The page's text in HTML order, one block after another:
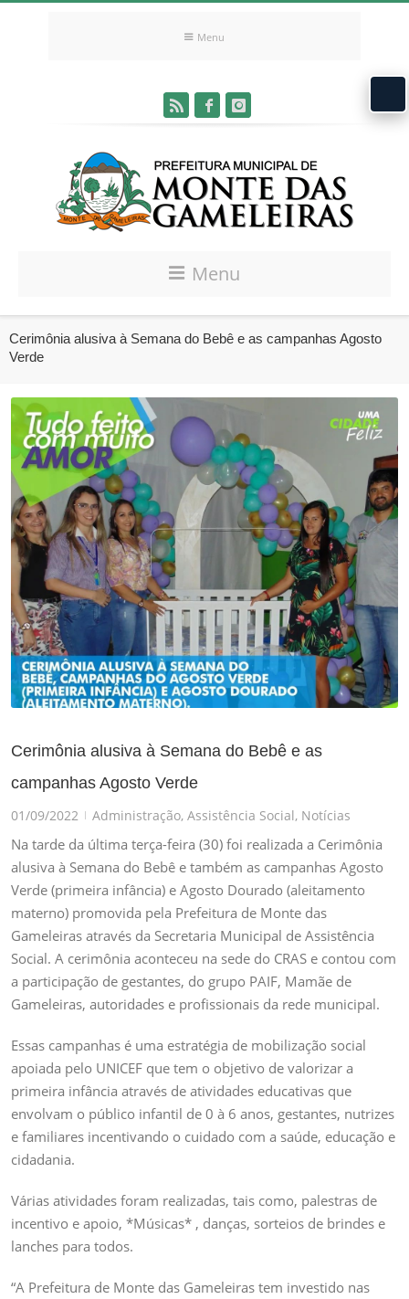
Menu
Menu
Cerimônia alusiva à Semana do Bebê e as campanhas Agosto
Verde
Cerimônia alusiva à Semana do Bebê e as
campanhas Agosto Verde
01/09/2022 | Administração, Assistência Social, Notícias
Na tarde da última terça-feira (30) foi realizada a Cerimônia
alusiva à Semana do Bebê e também as campanhas Agosto
Verde (primeira infância) e Agosto Dourado (aleitamento
materno) promovida pela Prefeitura de Monte das
Gameleiras através da Secretaria Municipal de Assistência
Social. A cerimônia aconteceu na sede do CRAS e contou com
a participação de gestantes, do grupo PAIF, Mamãe de
Gameleiras, autoridades e profissionais da rede municipal.
Essas campanhas é uma estratégia de mobilização social
apoiada pelo UNICEF que tem o objetivo de valorizar a
primeira infância através de atividades educativas que
envolvam o público infantil de 0 à 6 anos, gestantes, nutrizes
e familiares incentivando o cuidado com a saúde, educação e
cidadania.
Várias atividades foram realizadas, tais como, palestras de
incentivo e apoio, *Músicas* , danças, sorteios de brindes e
lanches para todos.
“A Prefeitura de Monte das Gameleiras tem investido nas